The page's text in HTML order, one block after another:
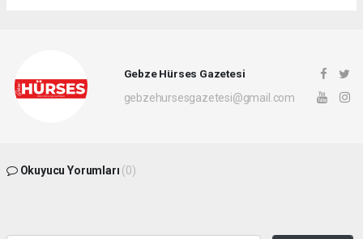
Gebze Hürses Gazetesi
gebzehursesgazetesi@gmail.com
Okuyucu Yorumları (0)